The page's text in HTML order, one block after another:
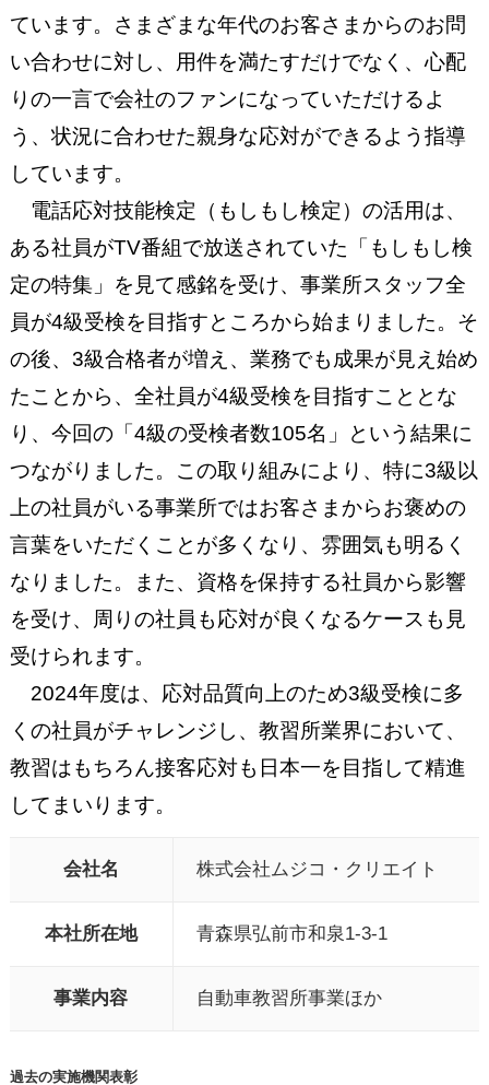
ています。さまざまな年代のお客さまからのお問
い合わせに対し、用件を満たすだけでなく、心配
りの一言で会社のファンになっていただけるよ
う、状況に合わせた親身な応対ができるよう指導
しています。
電話応対技能検定（もしもし検定）の活用は、
ある社員がTV番組で放送されていた「もしもし検
定の特集」を見て感銘を受け、事業所スタッフ全
員が4級受検を目指すところから始まりました。そ
の後、3級合格者が増え、業務でも成果が見え始め
たことから、全社員が4級受検を目指すこととな
り、今回の「4級の受検者数105名」という結果に
つながりました。この取り組みにより、特に3級以
上の社員がいる事業所ではお客さまからお褒めの
言葉をいただくことが多くなり、雰囲気も明るく
なりました。また、資格を保持する社員から影響
を受け、周りの社員も応対が良くなるケースも見
受けられます。
2024年度は、応対品質向上のため3級受検に多
くの社員がチャレンジし、教習所業界において、
教習はもちろん接客応対も日本一を目指して精進
してまいります。
会社名 株式会社ムジコ・クリエイト
本社所在地 青森県弘前市和泉1-3-1
事業内容 自動車教習所事業ほか
過去の実施機関表彰